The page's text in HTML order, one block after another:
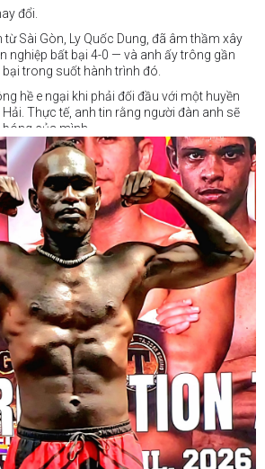
đổi.
từ Sài Gòn, Ly Quốc Dung, đã âm thầm xây
nghiệp bất bại 4-0 — và anh ấy trông gần
trong suốt hành trình đó.
hề e ngại khi phải đối đầu với một huyền
Thực tế, anh tin rằng người đàn anh sẽ
của mình.
nhanh, quá khó nắm bắt, và đơn giản là quá
vào Chủ Nhật, ngày 21 tháng 6